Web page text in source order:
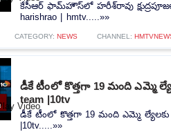
కేసీఆర్ ఫామ్‌హౌస్‌లో హరీశ్‌రావు
harishrao | hmtv.....»»
CATEGORY: NEWS CHANNEL:
డీకే టీంలో కొత్తగా 19 మంది ఎమ్మె
team |10tv
డీకే టీంలో కొత్తగా 19 మంది ఎమ్మె ల్యేలకు
|10tv.....»»